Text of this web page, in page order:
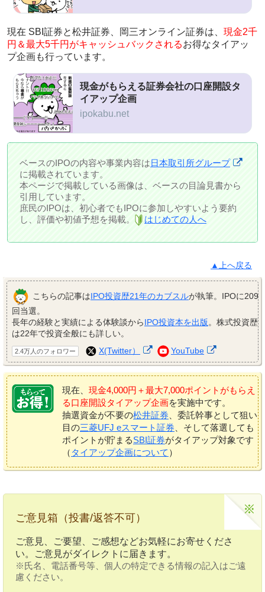
現在 SBI証券と松井証券、岡三オンライン証券は、 現金2千
円＆最大5千円がキャッシュバックされるお得なタイアッ
プ企画も行っています。
現金がもらえる証券会社の口座開設タ
イアップ企画
ipokabu.net
ベースのIPOの内容や事業内容は日本取引所グループ
に掲載されています。
本ページで掲載している画像は、ベースの目論見書から
引用しています。
庶民のIPOは、初心者でもIPOに参加しやすいよう要約
し、評価や初値予想を掲載。
はじめての人へ
▲上へ戻る
こちらの記事はIPO投資歴21年のカブスルが執筆。IPOに209
回当選。
長年の経験と実績による体験談からIPO投資本を出版。株式投資歴
は22年で投資全般にも詳しい。
2.4万人のフォロワー X(Twitter） YouTube
現在、 現金4,000円＋最大7,000ポイントがもらえ
る口座開設タイアップ企画を実施中です。
抽選資金が不要の松井証券 、委託幹事として狙い
目の三菱UFJ eスマート証券 、そして落選しても
ポイントが貯まるSBI証券がタイアップ対象です
（ タイアップ企画について ）
ご意見箱（投書/返答不可）
ご意見、ご要望、ご感想などお気軽にお寄せくださ
い。ご意見がダイレクトに届きます。
※氏名、電話番号等、個人の特定できる情報の記入はご遠
慮ください。